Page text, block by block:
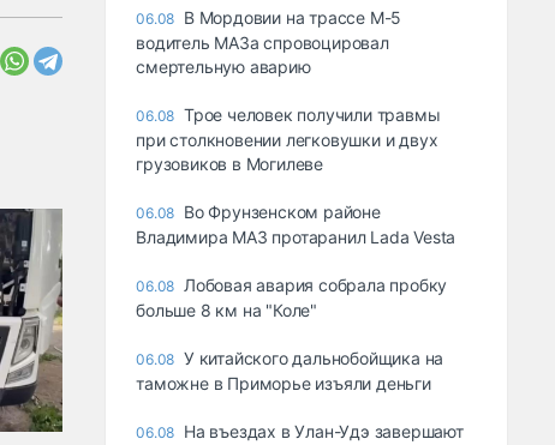
06.08 В Мордовии на трассе М-5
водитель МАЗа спровоцировал
смертельную аварию
06.08 Трое человек получили травмы
при столкновении легковушки и двух
грузовиков в Могилеве
06.08 Во Фрунзенском районе
Владимира МАЗ протаранил Lada Vesta
06.08 Лобовая авария собрала пробку
больше 8 км на "Коле"
06.08 У китайского дальнобойщика на
таможне в Приморье изъяли деньги
06.08 Ha въeздax в Улaн-Удэ зaвepшaют